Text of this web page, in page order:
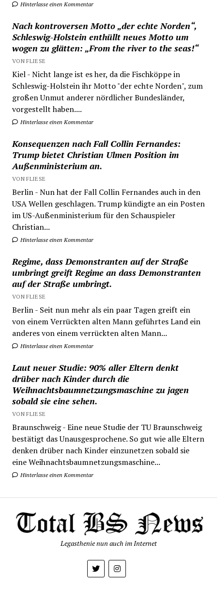
Hinterlasse einen Kommentar
Nach kontroversen Motto „der echte Norden“,
Schleswig-Holstein enthüllt neues Motto um
wogen zu glätten: „From the river to the seas!“
VON FLIESE
Kiel - Nicht lange ist es her, da die Fischköppe in
Schleswig-Holstein ihr Motto "der echte Norden", zum
großen Unmut anderer nördlicher Bundesländer,
vorgestellt haben....
Hinterlasse einen Kommentar
Konsequenzen nach Fall Collin Fernandes:
Trump bietet Christian Ulmen Position im
Außenministerium an.
VON FLIESE
Berlin - Nun hat der Fall Collin Fernandes auch in den
USA Wellen geschlagen. Trump kündigte an ein Posten
im US-Außenministerium für den Schauspieler
Christian...
Hinterlasse einen Kommentar
Regime, dass Demonstranten auf der Straße
umbringt greift Regime an dass Demonstranten
auf der Straße umbringt.
VON FLIESE
Berlin - Seit nun mehr als ein paar Tagen greift ein
von einem Verrückten alten Mann geführtes Land ein
anderes von einem verrückten alten Mann...
Hinterlasse einen Kommentar
Laut neuer Studie: 90% aller Eltern denkt
drüber nach Kinder durch die
Weihnachtsbaumnetzungsmaschine zu jagen
sobald sie eine sehen.
VON FLIESE
Braunschweig - Eine neue Studie der TU Braunschweig
bestätigt das Unausgesprochene. So gut wie alle Eltern
denken drüber nach Kinder einzunetzen sobald sie
eine Weihnachtsbaumnetzungsmaschine...
Hinterlasse einen Kommentar
Legasthenie nun auch im Internet